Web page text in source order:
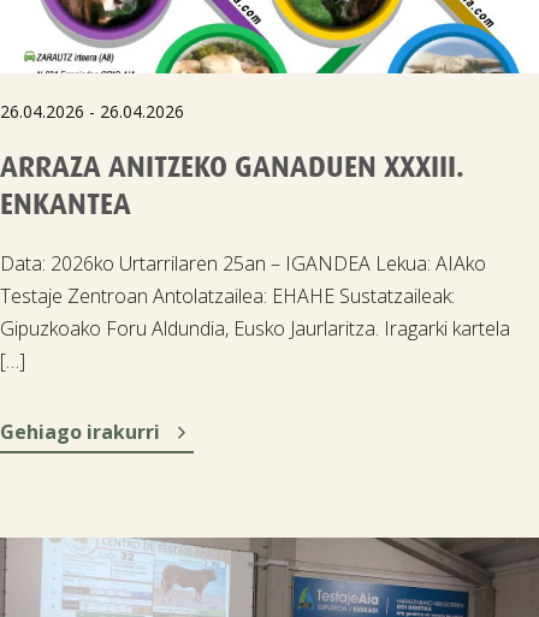
26.04.2026 - 26.04.2026
ARRAZA ANITZEKO GANADUEN XXXIII.
ENKANTEA
Data: 2026ko Urtarrilaren 25an – IGANDEA Lekua: AIAko
Testaje Zentroan Antolatzailea: EHAHE Sustatzaileak:
Gipuzkoako Foru Aldundia, Eusko Jaurlaritza. Iragarki kartela
[…]
Gehiago irakurri 